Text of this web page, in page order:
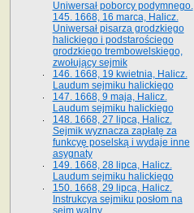
Uniwersał poborcy podymnego.
145. 1668, 16 marca, Halicz.
Uniwersał pisarza grodzkiego
halickiego i podstarościego
grodzkiego trembowelskiego,
zwołujący sejmik
146. 1668, 19 kwietnia, Halicz.
Laudum sejmiku halickiego
147. 1668, 9 maja, Halicz.
Laudum sejmiku halickiego
148. 1668, 27 lipca, Halicz.
Sejmik wyznacza zapłatę za
funkcyę poselską i wydaje inne
asygnaty
149. 1668, 28 lipca, Halicz.
Laudum sejmiku halickiego
150. 1668, 29 lipca, Halicz.
Instrukcya sejmiku posłom na
sejm walny